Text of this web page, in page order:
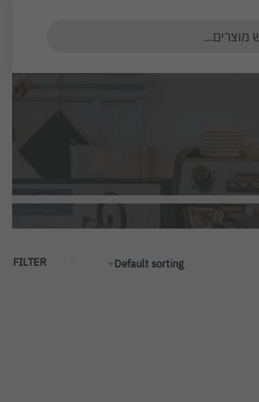
Default sorting
FILTER